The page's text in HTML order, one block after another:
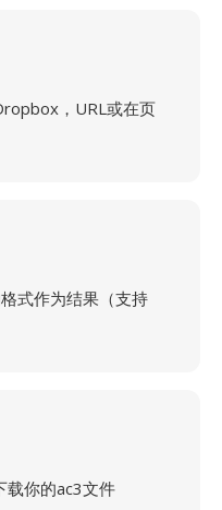
，URL或在页
式作为结果（支持
载你的ac3文件